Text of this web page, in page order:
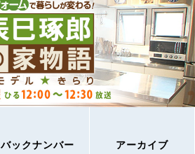
バックナンバー アーカイブ